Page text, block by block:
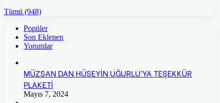
Tümü (948)
Popüler
Son Eklenen
Yorumlar
MÜZSAN DAN HÜSEYİN UĞURLU’YA TEŞEKKÜR
PLAKETİ
Mayıs 7, 2024